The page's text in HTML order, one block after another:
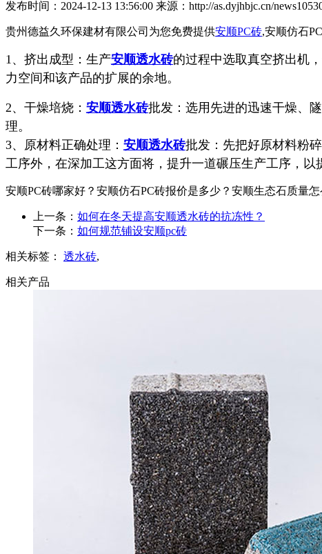
发布时间：2024-12-13 13:56:00 来源：http://as.dyjhbjc.cn/
贵州德益久环保建材有限公司为您免费提供安顺PC砖,安顺仿石
1、挤出成型：生产安顺透水砖的过程中选取真空挤出机
力空间和该产品的扩展的余地。
2、干燥培烧： 安顺透水砖批发：选用先进的迅速干燥、
理。
3、原材料正确处理： 安顺透水砖批发：先把好原材料粉
工序外，在深加工这方面将，提升一道碾压生产工序，
安顺PC砖哪家好？安顺仿石PC砖报价是多少？安顺生态石质量
上一条： 如何在冬天提高安顺透水砖的抗冻性？
下一条： 如何规范铺设安顺pc砖
相关标签： 透水砖,
相关产品